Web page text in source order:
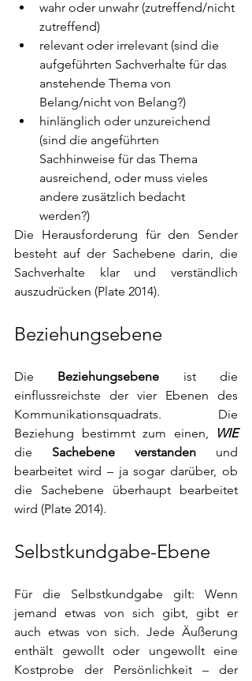
wahr oder unwahr (zutreffend/nicht
zutreffend)
relevant oder irrelevant (sind die
aufgeführten Sachverhalte für das
anstehende Thema von
Belang/nicht von Belang?)
hinlänglich oder unzureichend
(sind die angeführten
Sachhinweise für das Thema
ausreichend, oder muss vieles
andere zusätzlich bedacht
werden?)
Die Herausforderung für den Sender
besteht auf der Sachebene darin, die
Sachverhalte klar und verständlich
auszudrücken (Plate 2014).
Beziehungsebene
Die Beziehungsebene ist die
einflussreichste der vier Ebenen des
Kommunikationsquadrats. Die
Beziehung bestimmt zum einen,
WIE
die Sachebene verstanden und
bearbeitet wird – ja sogar darüber, ob
die Sachebene überhaupt bearbeitet
wird (Plate 2014).
Selbstkundgabe-Ebene
Für die Selbstkundgabe gilt: Wenn
jemand etwas von sich gibt, gibt er
auch etwas von sich. Jede Äußerung
enthält gewollt oder ungewollt eine
Kostprobe der Persönlichkeit – der